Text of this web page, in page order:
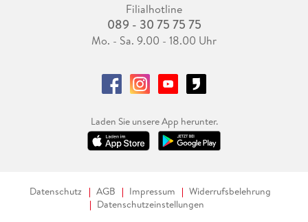
Filialhotline
089 - 30 75 75 75
Mo. - Sa. 9.00 - 18.00 Uhr
Laden Sie unsere App herunter.
Datenschutz AGB Impressum
Widerrufsbelehrung
Datenschutzeinstellungen